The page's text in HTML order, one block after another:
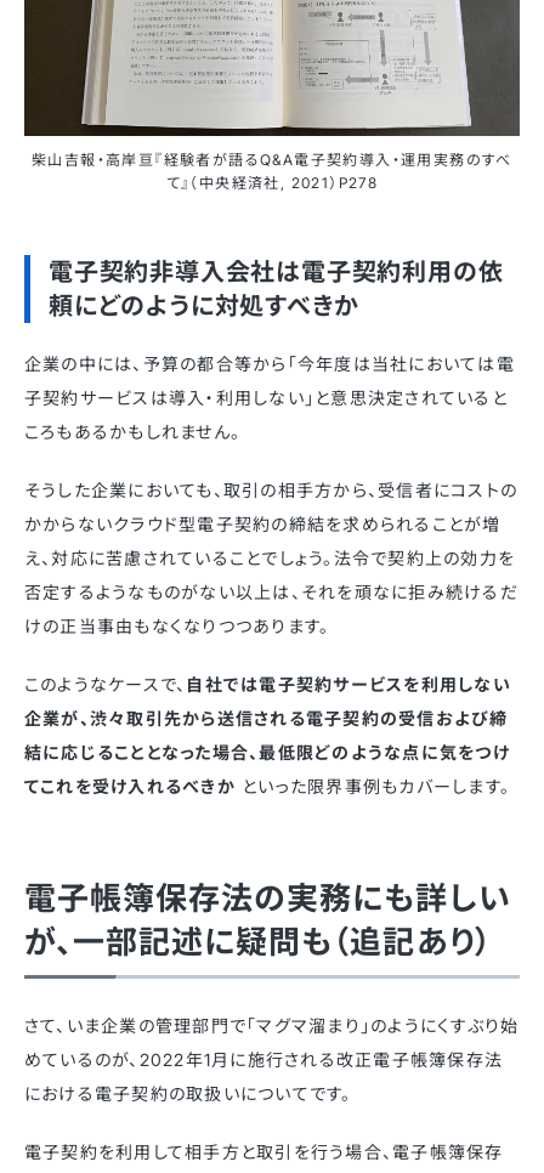
柴山吉報・高岸亘『経験者が語るQ&A電子契約導入・運用実務のすべ
て』（中央経済社, 2021）P278
電子契約非導入会社は電子契約利用の依
頼にどのように対処すべきか
企業の中には、予算の都合等から「今年度は当社においては電
子契約サービスは導入・利用しない」と意思決定されていると
ころもあるかもしれません。
そうした企業においても、取引の相手方から、受信者にコストの
かからないクラウド型電子契約の締結を求められることが増
え、対応に苦慮されていることでしょう。法令で契約上の効力を
否定するようなものがない以上は、それを頑なに拒み続けるだ
けの正当事由もなくなりつつあります。
このようなケースで、 自社では電子契約サービスを利用しない
企業が、渋々取引先から送信される電子契約の受信および締
結に応じることとなった場合、最低限どのような点に気をつけ
てこれを受け入れるべきか といった限界事例もカバーします。
電子帳簿保存法の実務にも詳しい
が、一部記述に疑問も（追記あり）
さて、いま企業の管理部門で「マグマ溜まり」のようにくすぶり始
めているのが、2022年1月に施行される改正電子帳簿保存法
における電子契約の取扱いについてです。
電子契約を利用して相手方と取引を行う場合、電子帳簿保存